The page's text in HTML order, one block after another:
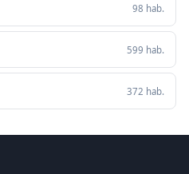
98 hab.
599 hab.
372 hab.